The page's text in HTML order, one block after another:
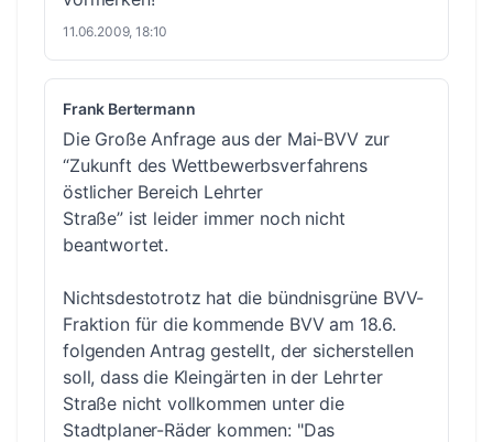
11.06.2009, 18:10
Frank Bertermann
Die Große Anfrage aus der Mai-BVV zur
“Zukunft des Wettbewerbsverfahrens
östlicher Bereich Lehrter
Straße” ist leider immer noch nicht
beantwortet.
Nichtsdestotrotz hat die bündnisgrüne BVV-
Fraktion für die kommende BVV am 18.6.
folgenden Antrag gestellt, der sicherstellen
soll, dass die Kleingärten in der Lehrter
Straße nicht vollkommen unter die
Stadtplaner-Räder kommen: "Das